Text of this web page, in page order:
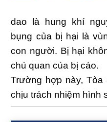
dao là hung khí
bụng của bị hại là
con người. Bị hại
chủ quan của bị cáo.
Trường hợp này,
chịu trách nhiệm hình